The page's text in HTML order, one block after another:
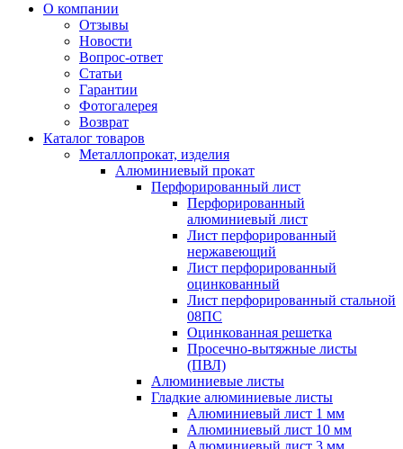
О компании
Отзывы
Новости
Вопрос-ответ
Статьи
Гарантии
Фотогалерея
Возврат
Каталог товаров
Металлопрокат, изделия
Алюминиевый прокат
Перфорированный лист
Перфорированный
алюминиевый лист
Лист перфорированный
нержавеющий
Лист перфорированный
оцинкованный
Лист перфорированный стальной
08ПС
Оцинкованная решетка
Просечно-вытяжные листы
(ПВЛ)
Алюминиевые листы
Гладкие алюминиевые листы
Алюминиевый лист 1 мм
Алюминиевый лист 10 мм
Алюминиевый лист 3 мм